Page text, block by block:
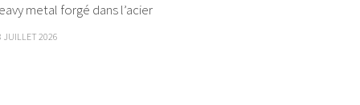
metal forgé dans l’acier
JUILLET 2026